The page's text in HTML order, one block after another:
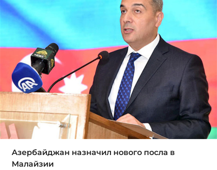
Азербайджан назначил нового посла в
Малайзии